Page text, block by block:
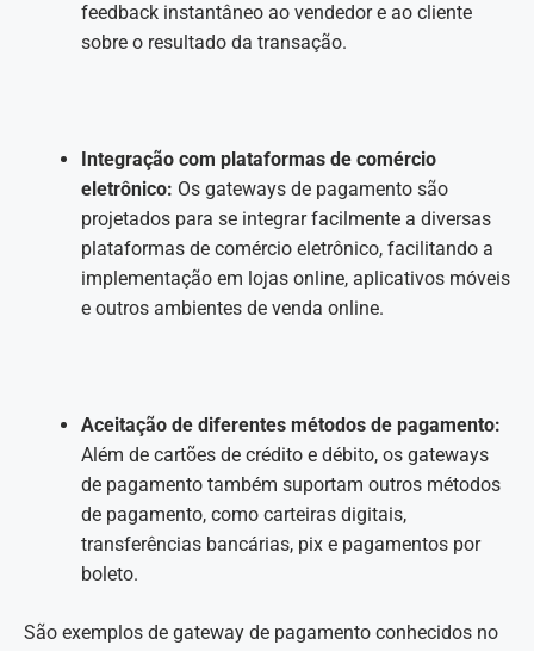
feedback instantâneo ao vendedor e ao cliente
sobre o resultado da transação.
Integração com plataformas de comércio
eletrônico: Os gateways de pagamento são
projetados para se integrar facilmente a diversas
plataformas de comércio eletrônico, facilitando a
implementação em lojas online, aplicativos móveis
e outros ambientes de venda online.
Aceitação de diferentes métodos de pagamento:
Além de cartões de crédito e débito, os gateways
de pagamento também suportam outros métodos
de pagamento, como carteiras digitais,
transferências bancárias, pix e pagamentos por
boleto.
São exemplos de gateway de pagamento conhecidos no